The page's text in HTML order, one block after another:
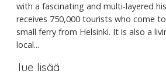
with a fascinating and multi-layered
receives 750,000 tourists who come
small ferry from Helsinki. It is also a
local...
lue lisää